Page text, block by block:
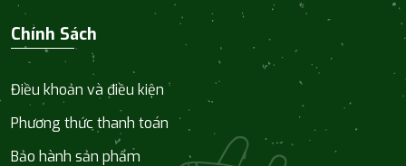
Chính Sách
Điều khoản và điều kiện
Phương thức thanh toán
Bảo hành sản phẩm